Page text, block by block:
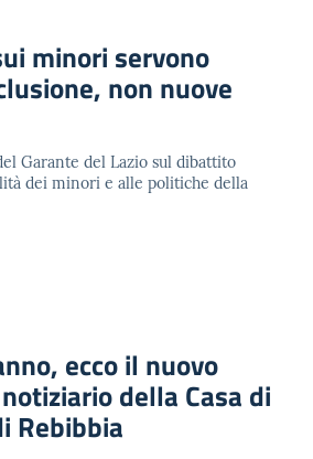
minori servono
non nuove
Garante del Lazio sul dibattito
dei minori e alle politiche della
ecco il nuovo
della Casa di
Rebibbia